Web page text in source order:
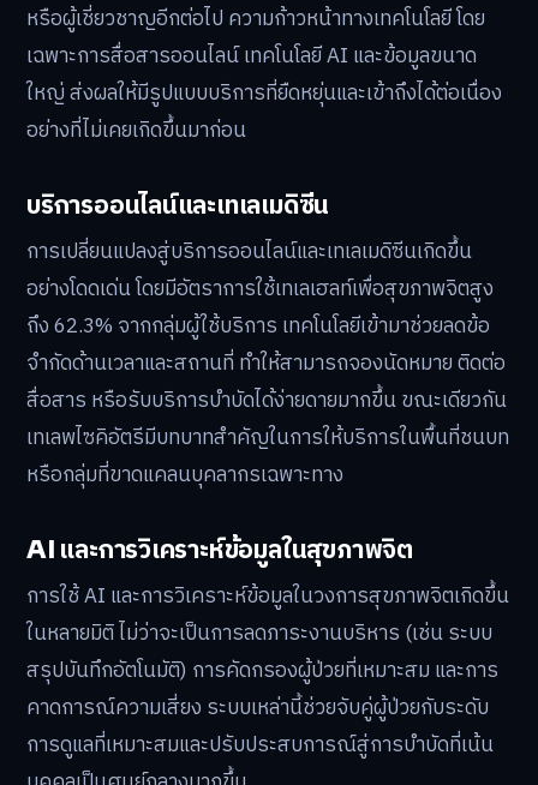
หรือผู้เชี่ยวชาญอีกต่อไป ความก้าวหน้าทางเทคโนโลยี โดย
เฉพาะการสื่อสารออนไลน์ เทคโนโลยี AI และข้อมูลขนาด
ใหญ่ ส่งผลให้มีรูปแบบบริการที่ยืดหยุ่นและเข้าถึงได้ต่อเนื่อง
อย่างที่ไม่เคยเกิดขึ้นมาก่อน
บริการออนไลน์และเทเลเมดิซีน
การเปลี่ยนแปลงสู่บริการออนไลน์และเทเลเมดิซีนเกิดขึ้น
อย่างโดดเด่น โดยมีอัตราการใช้เทเลเฮลท์เพื่อสุขภาพจิตสูง
ถึง 62.3% จากกลุ่มผู้ใช้บริการ เทคโนโลยีเข้ามาช่วยลดข้อ
จำกัดด้านเวลาและสถานที่ ทำให้สามารถจองนัดหมาย ติดต่อ
สื่อสาร หรือรับบริการบำบัดได้ง่ายดายมากขึ้น ขณะเดียวกัน
เทเลพไซคิอัตรีมีบทบาทสำคัญในการให้บริการในพื้นที่ชนบท
หรือกลุ่มที่ขาดแคลนบุคลากรเฉพาะทาง
AI และการวิเคราะห์ข้อมูลในสุขภาพจิต
การใช้ AI และการวิเคราะห์ข้อมูลในวงการสุขภาพจิตเกิดขึ้น
ในหลายมิติ ไม่ว่าจะเป็นการลดภาระงานบริหาร (เช่น ระบบ
สรุปบันทึกอัตโนมัติ) การคัดกรองผู้ป่วยที่เหมาะสม และการ
คาดการณ์ความเสี่ยง ระบบเหล่านี้ช่วยจับคู่ผู้ป่วยกับระดับ
การดูแลที่เหมาะสมและปรับประสบการณ์สู่การบำบัดที่เน้น